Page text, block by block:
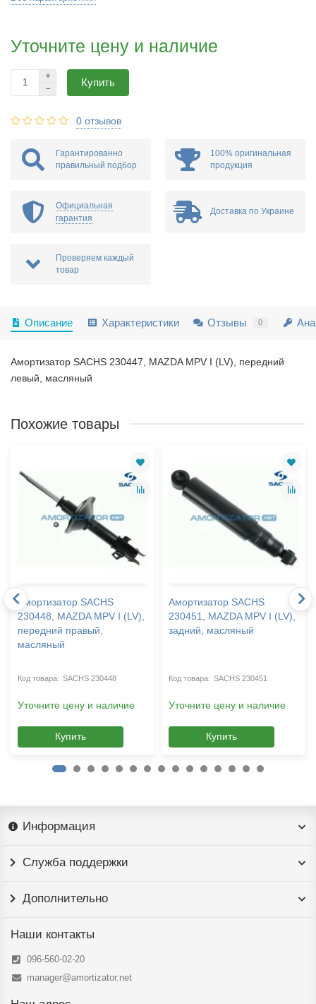
Уточните цену и наличие
Купить
0 отзывов
Гарантированно
правильный подбор
100% оригинальная
продукция
Официальная
гарантия
Доставка по Украине
Проверяем каждый
товар
Описание Характеристики Отзывы 0
Амортизатор SACHS 230447, MAZDA MPV I (LV), передний
левый, масляный
Похожие товары
Амортизатор SACHS
230448, MAZDA MPV I (LV),
передний правый,
масляный
SACHS 230448
Уточните цену и наличие
Купить
Амортизатор SACHS
230451, MAZDA MPV I (LV),
задний, масляный
SACHS 230451
Уточните цену и наличие
Купить
Информация
Служба поддержки
Дополнительно
Наши контакты
096-560-02-20
manager@amortizator.net